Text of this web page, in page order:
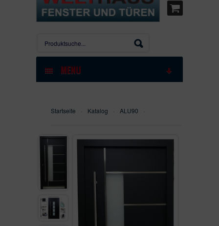
MENU
SEITENTEILEN
WH100
ALU110FB
Startseite Katalog ALU90